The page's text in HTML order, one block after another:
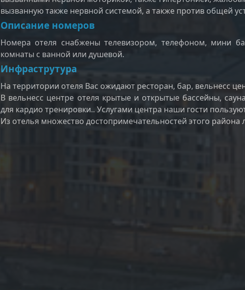
вызванную также нервной системой, а также против общей
Описание номеров
Номера отеля снабжены телевизором, телефоном, мини
комнаты с ванной или душевой.
Инфраструтура
На территории отеля Вас ожидают ресторан, бар, вельнесс
В вельнесс центре отеля крытые и открытые бассейны,
для кардио тренировки.. Услугами центра наши гости
Из отелья множество достопримечательностей этого района